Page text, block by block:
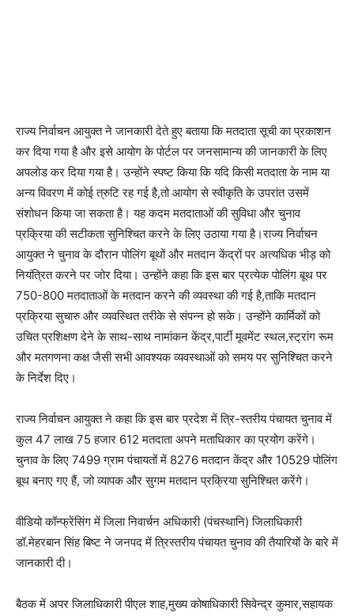
राज्य निर्वाचन आयुक्त ने जानकारी देते हुए बताया कि मतदाता सूची का प्रकाशन
कर दिया गया है और इसे आयोग के पोर्टल पर जनसामान्य की जानकारी के लिए
अपलोड कर दिया गया है। उन्होंने स्पष्ट किया कि यदि किसी मतदाता के नाम या
अन्य विवरण में कोई त्रुटि रह गई है,तो आयोग से स्वीकृति के उपरांत उसमें
संशोधन किया जा सकता है। यह कदम मतदाताओं की सुविधा और चुनाव
प्रक्रिया की सटीकता सुनिश्चित करने के लिए उठाया गया है।राज्य निर्वाचन
आयुक्त ने चुनाव के दौरान पोलिंग बूथों और मतदान केंद्रों पर अत्यधिक भीड़ को
नियंत्रित करने पर जोर दिया। उन्होंने कहा कि इस बार प्रत्येक पोलिंग बूथ पर
750-800 मतदाताओं के मतदान करने की व्यवस्था की गई है,ताकि मतदान
प्रक्रिया सुचारु और व्यवस्थित तरीके से संपन्न हो सके। उन्होंने कार्मिकों को
उचित प्रशिक्षण देने के साथ-साथ नामांकन केंद्र,पार्टी मूवमेंट स्थल,स्ट्रांग रूम
और मतगणना कक्ष जैसी सभी आवश्यक व्यवस्थाओं को समय पर सुनिश्चित करने
के निर्देश दिए।
राज्य निर्वाचन आयुक्त ने कहा कि इस बार प्रदेश में त्रि-स्तरीय पंचायत चुनाव में
कुल 47 लाख 75 हजार 612 मतदाता अपने मताधिकार का प्रयोग करेंगे।
चुनाव के लिए 7499 ग्राम पंचायतों में 8276 मतदान केंद्र और 10529 पोलिंग
बूथ बनाए गए हैं, जो व्यापक और सुगम मतदान प्रक्रिया सुनिश्चित करेंगे।
वीडियो कॉन्फ्रेंसिंग में जिला निवार्चन अधिकारी (पंचस्थानि) जिलाधिकारी
डॉ.मेहरबान सिंह बिष्ट ने जनपद में त्रिस्तरीय पंचायत चुनाव की तैयारियों के बारे में
जानकारी दी।
बैठक में अपर जिलाधिकारी पीएल शाह,मुख्य कोषाधिकारी सिवेन्द्र कुमार,सहायक